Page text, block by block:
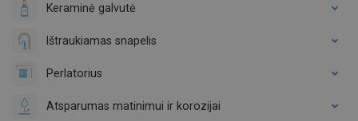
Keraminė galvutė
Ištraukiamas snapelis
Perlatorius
Atsparumas matinimui ir korozijai